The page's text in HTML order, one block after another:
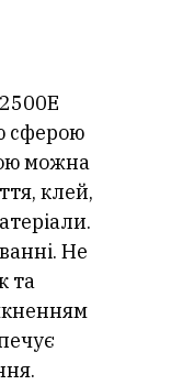
сферою
можна
клей,
Не
та